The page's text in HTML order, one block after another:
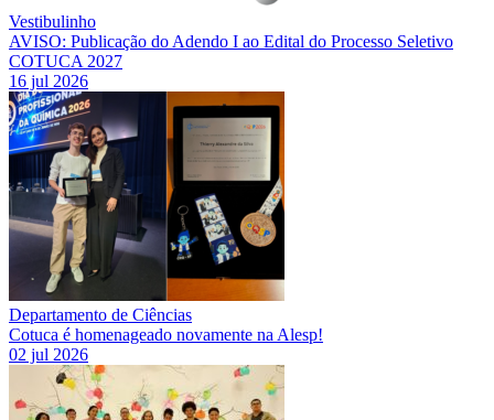
Vestibulinho
AVISO: Publicação do Adendo I ao Edital do Processo Seletivo
COTUCA 2027
16 jul 2026
Departamento de Ciências
Cotuca é homenageado novamente na Alesp!
02 jul 2026